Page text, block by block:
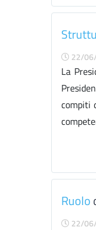
22/
La
compiti
Ruolo
22/